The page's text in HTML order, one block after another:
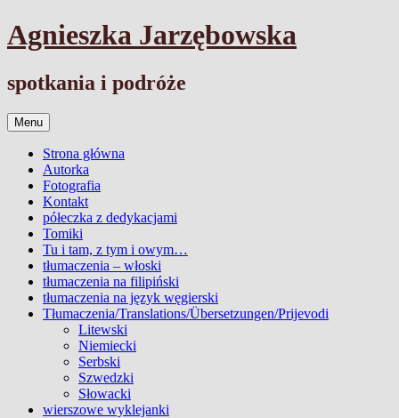
Przejdź
do
Agnieszka Jarzębowska
spotkania i podróże
Menu
Strona główna
Autorka
Fotografia
Kontakt
półeczka z dedykacjami
Tomiki
Tu i tam, z tym i owym…
tłumaczenia – włoski
tłumaczenia na filipiński
tłumaczenia na język węgierski
Tłumaczenia/Translations/Übersetzungen/Prijevodi
Litewski
Niemiecki
Serbski
Szwedzki
Słowacki
wierszowe wyklejanki